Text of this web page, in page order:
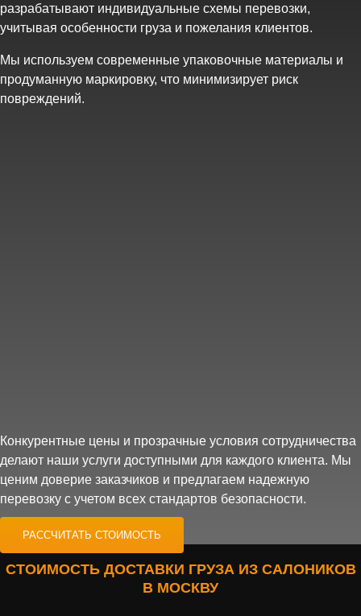
разрабатывают индивидуальные схемы перевозки,
учитывая особенности груза и пожелания клиентов.
Мы используем современные упаковочные материалы и
продуманную маркировку, что минимизирует риск
повреждений.
Конкурентные цены и прозрачные условия сотрудничества
делают наши услуги доступными для каждого клиента. Мы
ценим доверие заказчиков и предлагаем надежную
перевозку с учетом всех стандартов безопасности.
РАССЧИТАТЬ СТОИМОСТЬ
СТОИМОСТЬ ДОСТАВКИ ГРУЗА ИЗ САЛОНИКОВ
В МОСКВУ